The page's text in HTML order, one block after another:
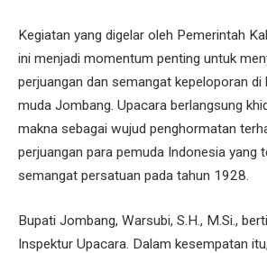
Kegiatan yang digelar oleh Pemerintah
ini menjadi momentum penting untuk
perjuangan dan semangat kepeloporan di
muda Jombang. Upacara berlangsung
makna sebagai wujud penghormatan
perjuangan para pemuda Indonesia yang
semangat persatuan pada tahun 1928.
Bupati Jombang, Warsubi, S.H., M.Si.,
Inspektur Upacara. Dalam kesempatan